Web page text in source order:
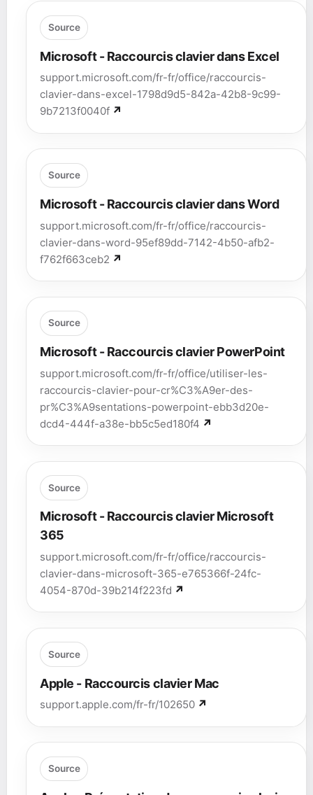
Source
Microsoft - Raccourcis clavier dans Excel
support.microsoft.com/fr-fr/office/raccourcis-
clavier-dans-excel-1798d9d5-842a-42b8-9c99-
9b7213f0040f
Source
Microsoft - Raccourcis clavier dans Word
support.microsoft.com/fr-fr/office/raccourcis-
clavier-dans-word-95ef89dd-7142-4b50-afb2-
f762f663ceb2
Source
Microsoft - Raccourcis clavier PowerPoint
support.microsoft.com/fr-fr/office/utiliser-les-
raccourcis-clavier-pour-cr%C3%A9er-des-
pr%C3%A9sentations-powerpoint-ebb3d20e-
dcd4-444f-a38e-bb5c5ed180f4
Source
Microsoft - Raccourcis clavier Microsoft
365
support.microsoft.com/fr-fr/office/raccourcis-
clavier-dans-microsoft-365-e765366f-24fc-
4054-870d-39b214f223fd
Source
Apple - Raccourcis clavier Mac
support.apple.com/fr-fr/102650
Source